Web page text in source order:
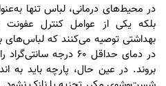
در محیط‌های درمانی، لباس تنها
بلکه یکی از عوامل کنترل
بهداشتی توصیه می‌کنند که لباس‌های
در دمای حداقل ۶۰ درجه
بروند. در عین حال، پارچه باید به